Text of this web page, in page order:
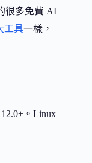
很多免費 AI
工具一樣，
12.0+。Linux